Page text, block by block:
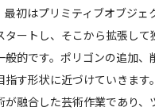
最初はプリミティブオブジェ
タートし、そこから拡張して
般的です。ポリゴンの追加、
指す形状に近づけていきます
が融合した芸術作業であり、